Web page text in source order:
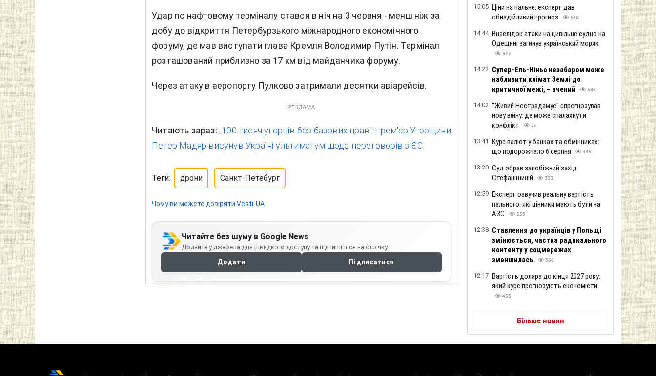
Удар по нафтовому терміналу стався в ніч на 3 червня - менш ніж за
добу до відкриття Петербурзького міжнародного економічного
форуму, де мав виступати глава Кремля Володимир Путін. Термінал
розташований приблизно за 17 км від майданчика форуму.
Через атаку в аеропорту Пулково затримали десятки авіарейсів.
РЕКЛАМА
Читають зараз: „100 тисяч угорців без базових прав“: прем'єр Угорщини
Петер Мадяр висунув Україні ультиматум щодо переговорів з ЄС.
Теги: дрони Санкт-Петебург
Чому ви можете довіряти Vesti-UA
Читайте без шуму в Google News
Додайте у джерела для швидкого доступу та підпишіться на стрічку
Додати Підписатися
15:05 Ціни на пальне: експерт дав
обнадійливий прогноз
330
14:44 Внаслідок атаки на цивільне судно на
Одещині загинув український моряк
327
14:23 Супер-Ель-Ніньо незабаром може
наблизити клімат Землі до
критичної межі, – вчений
386
14:02 "Живий Нострадамус" спрогнозував
нову війну: де може спалахнути
конфлікт
2т
13:41 Курс валют у банках та обмінниках:
що подорожчало 6 серпня
345
13:20 Суд обрав запобіжний захід
Стефанішиній
353
12:59 Експерт озвучив реальну вартість
пального: які цінники мають бути на
АЗС
558
12:38 Ставлення до українців у Польщі
змінюється, частка радикального
контенту у соцмережах
зменшилась
366
12:17 Вартість долара до кінця 2027 року:
який курс прогнозують економісти
455
Більше новин